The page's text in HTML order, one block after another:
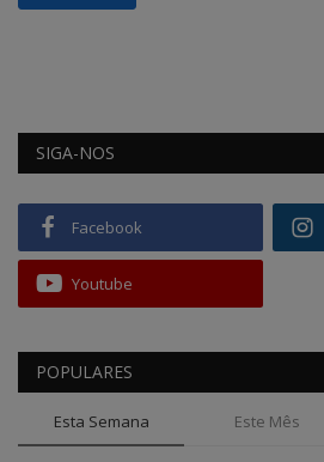
SIGA-NOS
Facebook
Youtube
POPULARES
Esta Semana Este Mês